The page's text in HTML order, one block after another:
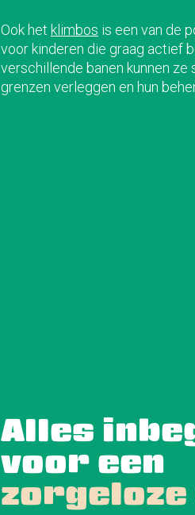
Ook het klimbos is een van de
voor kinderen die graag actief
verschillende banen kunnen ze
grenzen verleggen en hun
Alles
voor een
zorgeloze